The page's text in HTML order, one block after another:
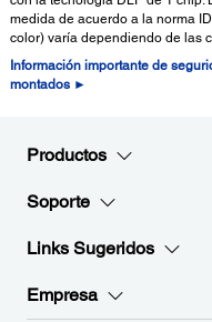
medida de acuerdo a la norma
color) varía dependiendo de las
Información importante de
montados ►
Productos
Soporte
Links Sugeridos
Empresa